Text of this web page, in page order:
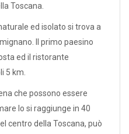
Toscana.
ed isolato si trova a
Il primo paesino
ed il ristorante
5 km.
che possono essere
lo si raggiunge in 40
centro della Toscana, può